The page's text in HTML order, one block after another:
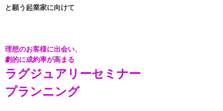
と願う起業家に向けて
理想のお客様に出会い、
劇的に成約率が高まる
ラグジュアリーセミナー
プランニング